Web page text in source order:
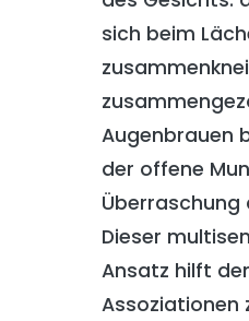
sich beim
Augenbrauen
der offene
Überraschung
Dieser
Ansatz hilft
Assoziationen